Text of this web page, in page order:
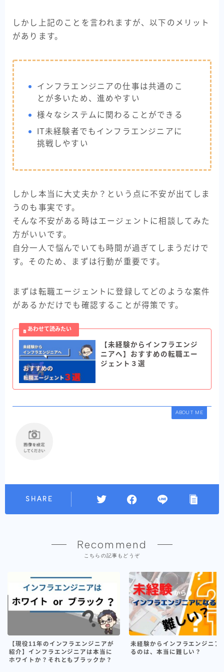
しかし上記のことを言われますが、以下のメリット
があります。
インフラエンジニアの仕事は共通のこ
とが多いため、進めやすい
様々なシステムに関わることができる
IT未経験者でもインフラエンジニアに
挑戦しやすい
しかし本当に大丈夫か？という点に不安が出てしま
うのも事実です。
そんな不安がある時はエージェントに相談してみた
方がいいです。
自分一人で悩んでいても時間が過ぎてしまうだけで
す。そのため、まずは行動が重要です。
まずは転職エージェントに登録してどのような案件
があるかだけでも確認することが得策です。
【未経験からインフラエンジ
ニアへ】おすすめの転職エー
ジェント３選
ABOUT ME
SHARE
Recommend
こちらの記事もどうぞ
【現役11年のインフラエンジニアが
紹介】インフラエンジニアは本当に
ホワイトか？それともブラックか？
未経験からインフラエンジニア
るのは、本当に難しい？